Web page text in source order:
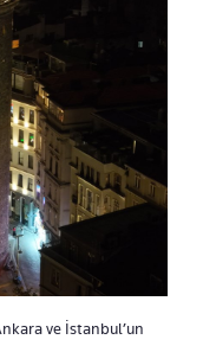
ve İstanbul’un